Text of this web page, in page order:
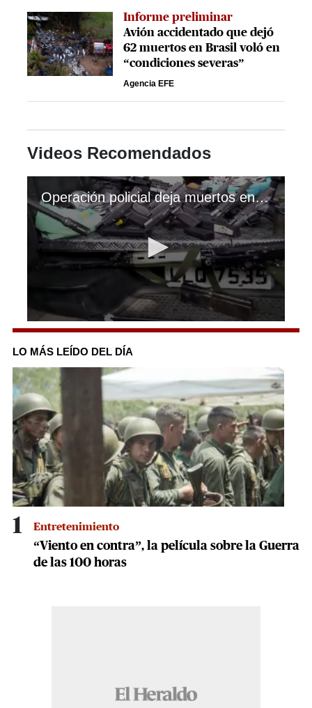
Informe preliminar
Avión accidentado que dejó
62 muertos en Brasil voló en
“condiciones severas”
Agencia EFE
Videos Recomendados
Operación policial deja muertos en favelas de Rio de Janeiro
0
of
47
seconds
LO MÁS LEÍDO DEL DÍA
1 Entretenimiento
“Viento en contra”, la película sobre la Guerra
de las 100 horas